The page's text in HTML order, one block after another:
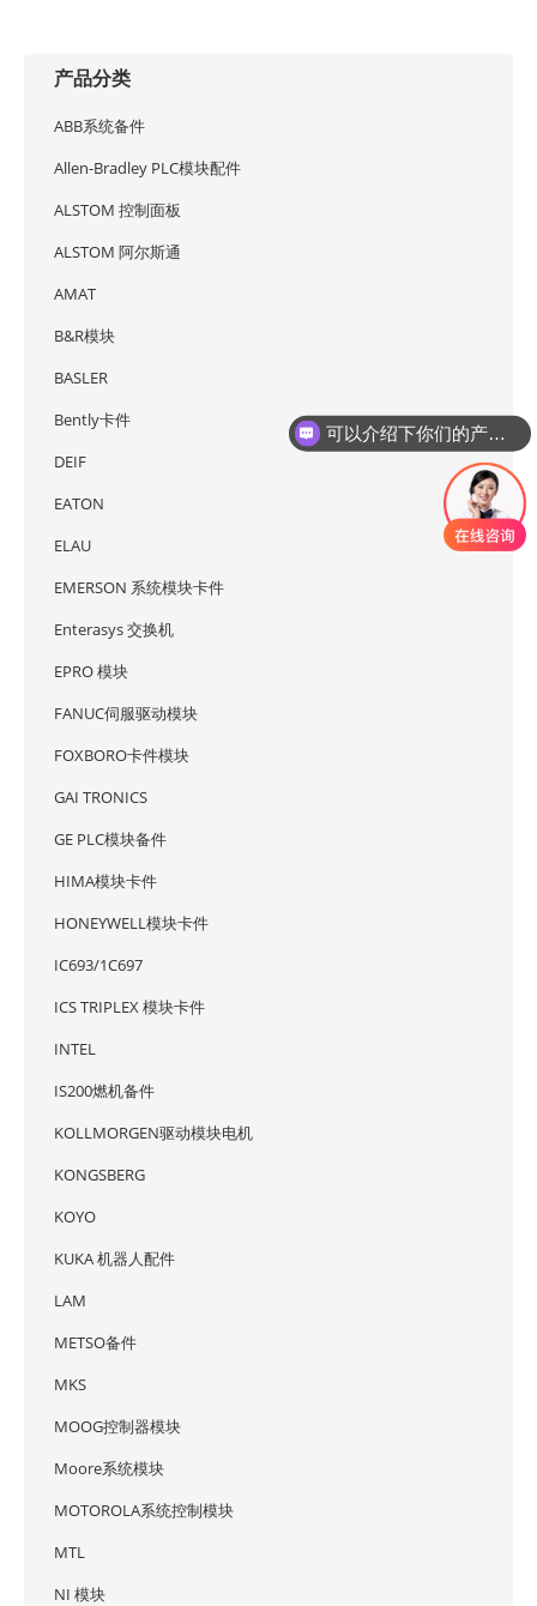
产品分类
ABB系统备件
Allen-Bradley PLC模块配件
ALSTOM 控制面板
ALSTOM 阿尔斯通
AMAT
B&R模块
BASLER
Bently卡件
DEIF
EATON
ELAU
EMERSON 系统模块卡件
Enterasys 交换机
EPRO 模块
FANUC伺服驱动模块
FOXBORO卡件模块
GAI TRONICS
GE PLC模块备件
HIMA模块卡件
HONEYWELL模块卡件
IC693/1C697
ICS TRIPLEX 模块卡件
INTEL
IS200燃机备件
KOLLMORGEN驱动模块电机
KONGSBERG
KOYO
KUKA 机器人配件
LAM
METSO备件
MKS
MOOG控制器模块
Moore系统模块
MOTOROLA系统控制模块
MTL
NI 模块
可以介绍下你们的产品么